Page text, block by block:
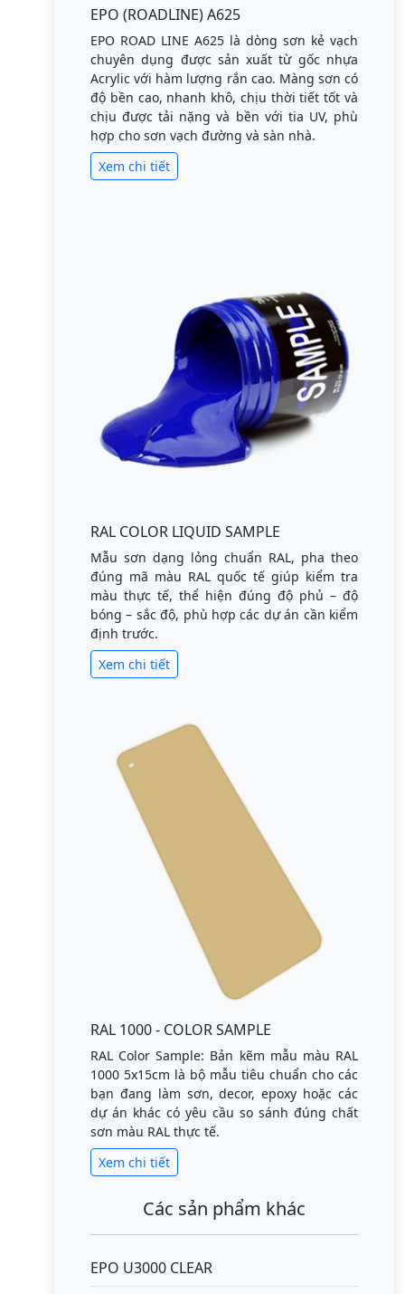
EPO (ROADLINE) A625
EPO ROAD LINE A625 là dòng sơn kẻ vạch
chuyên dụng được sản xuất từ gốc nhựa
Acrylic với hàm lượng rắn cao. Màng sơn có
độ bền cao, nhanh khô, chịu thời tiết tốt và
chịu được tải nặng và bền với tia UV, phù
hợp cho sơn vạch đường và sàn nhà.
Xem chi tiết
RAL COLOR LIQUID SAMPLE
Mẫu sơn dạng lỏng chuẩn RAL, pha theo
đúng mã màu RAL quốc tế giúp kiểm tra
màu thực tế, thể hiện đúng độ phủ – độ
bóng – sắc độ, phù hợp các dự án cần kiểm
định trước.
Xem chi tiết
RAL 1000 - COLOR SAMPLE
RAL Color Sample: Bản kẽm mẫu màu RAL
1000 5x15cm là bộ mẫu tiêu chuẩn cho các
bạn đang làm sơn, decor, epoxy hoặc các
dự án khác có yêu cầu so sánh đúng chất
sơn màu RAL thực tế.
Xem chi tiết
Các sản phẩm khác
EPO U3000 CLEAR